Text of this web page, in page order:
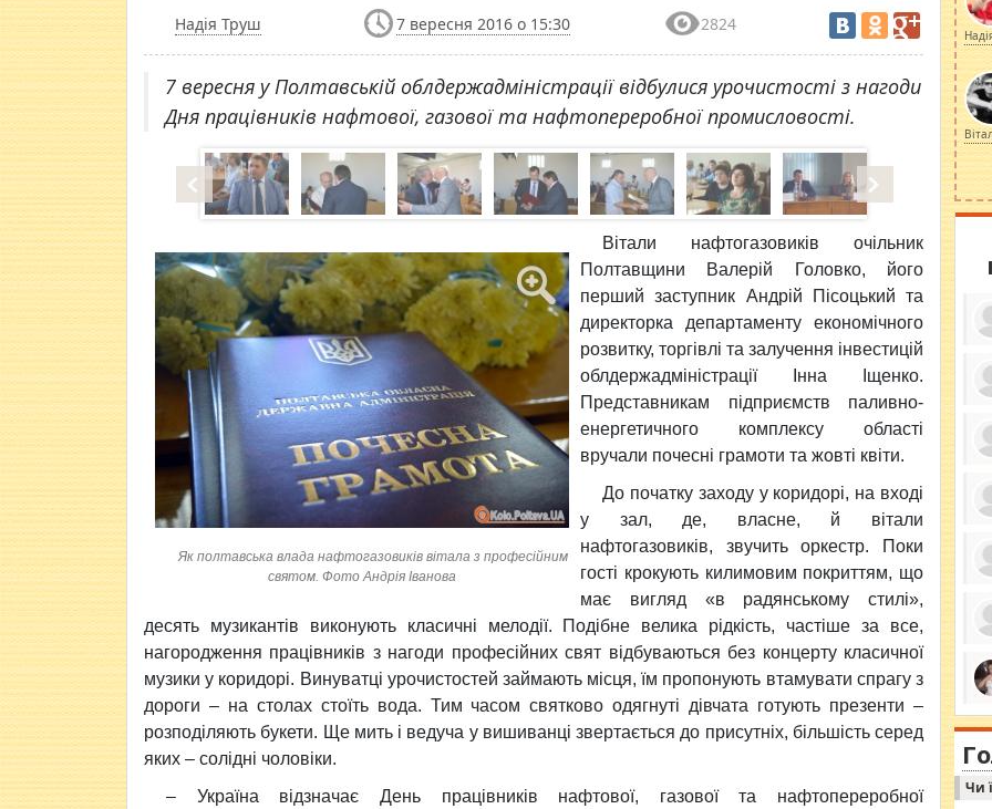
Надія Труш 7 вересня 2016 о 15:30 2824
7 вересня у Полтавській облдержадміністрації відбулися урочистості з нагоди
Дня працівників нафтової, газової та нафтопереробної промисловості.
Як полтавська влада нафтогазовиків вітала з професійним
святом. Фото Андрія Іванова
Вітали нафтогазовиків очільник
Полтавщини Валерій Головко, його
перший заступник Андрій Пісоцький та
директорка департаменту економічного
розвитку, торгівлі та залучення інвестицій
облдержадміністрації Інна Іщенко.
Представникам підприємств паливно-
енергетичного комплексу області
вручали почесні грамоти та жовті квіти.
До початку заходу у коридорі, на вході
у зал, де, власне, й вітали
нафтогазовиків, звучить оркестр. Поки
гості крокують килимовим покриттям, що
має вигляд «в радянському стилі»,
десять музикантів виконують класичні мелодії. Подібне велика рідкість, частіше за все,
нагородження працівників з нагоди професійних свят відбуваються без концерту класичної
музики у коридорі. Винуватці урочистостей займають місця, їм пропонують втамувати спрагу з
дороги – на столах стоїть вода. Тим часом святково одягнуті дівчата готують презенти –
розподіляють букети. Ще мить і ведуча у вишиванці звертається до присутніх, більшість серед
яких – солідні чоловіки.
– Україна відзначає День працівників нафтової, газової та нафтопереробної
за
ми
in
Чи